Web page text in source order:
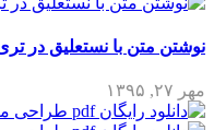
نوشتن متن با نستعلیق در
مهر ۲۷, ۱۳۹۵